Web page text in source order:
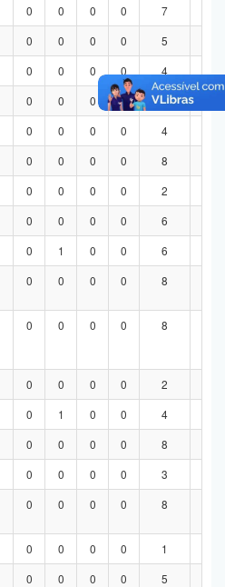
0 0 0 0 7
0 0 0 0 5
0 0 0 0 4
0 0 0 0 4
0 0 0 0 4
0 0 0 0 8
0 0 0 0 2
0 0 0 0 6
0 1 0 0 6
0 0 0 0 8
0 0 0 0 8
0 0 0 0 2
0 1 0 0 4
0 0 0 0 8
0 0 0 0 3
0 0 0 0 8
0 0 0 0 1
0 0 0 0 5